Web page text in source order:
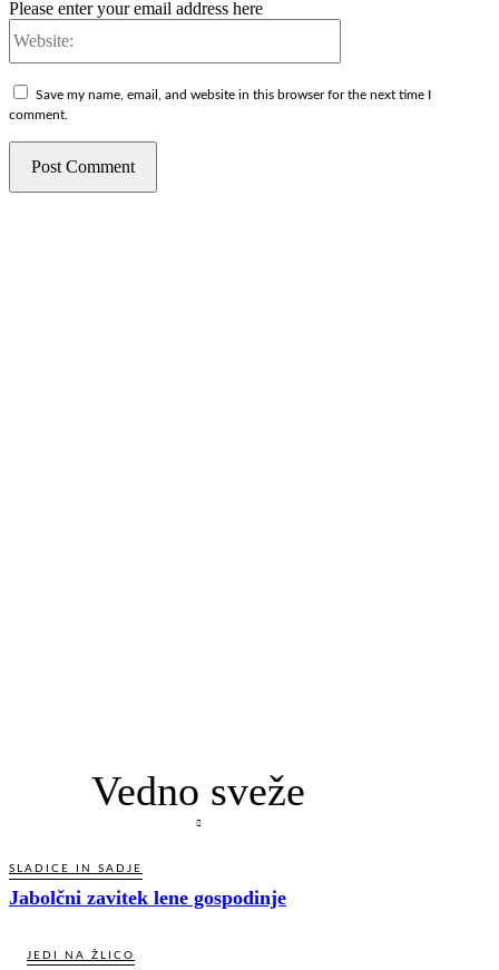
Please enter your email address here
Save my name, email, and website in this browser for the next time I
comment.
Vedno sveže
SLADICE IN SADJE
Jabolčni zavitek lene gospodinje
JEDI NA ŽLICO